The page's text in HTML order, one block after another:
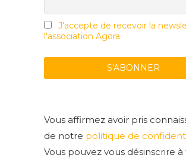
J'accepte de recevoir la
l'association Agora.
Vous affirmez avoir pris
de notre politique de
Vous pouvez vous désinscrire